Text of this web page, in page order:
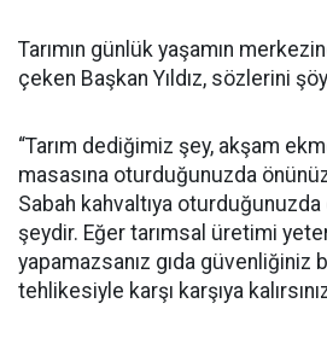
Tarımın günlük yaşamın
çeken Başkan Yıldız, sözlerini
“Tarım dediğimiz şey, akşam
masasına oturduğunuzda
Sabah kahvaltıya
şeydir. Eğer tarımsal üretimi
yapamazsanız gıda güvenliğiniz
tehlikesiyle karşı karşıya